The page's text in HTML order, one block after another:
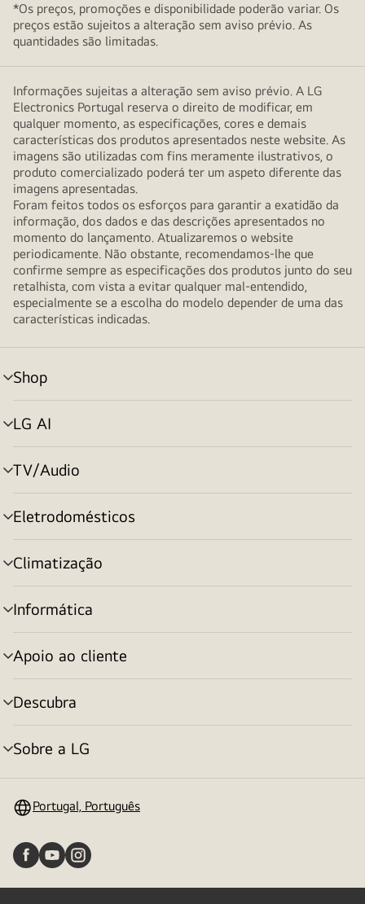
*Os preços, promoções e disponibilidade poderão variar. Os
preços estão sujeitos a alteração sem aviso prévio. As
quantidades são limitadas.
Informações sujeitas a alteração sem aviso prévio. A LG
Electronics Portugal reserva o direito de modificar, em
qualquer momento, as especificações, cores e demais
características dos produtos apresentados neste website. As
imagens são utilizadas com fins meramente ilustrativos, o
produto comercializado poderá ter um aspeto diferente das
imagens apresentadas.
Foram feitos todos os esforços para garantir a exatidão da
informação, dos dados e das descrições apresentados no
momento do lançamento. Atualizaremos o website
periodicamente. Não obstante, recomendamos-lhe que
confirme sempre as especificações dos produtos junto do seu
retalhista, com vista a evitar qualquer mal-entendido,
especialmente se a escolha do modelo depender de uma das
características indicadas.
Shop
alternar
menu
LG AI
alternar
menu
TV/Audio
alternar
menu
Eletrodomésticos
alternar
menu
Climatização
alternar
menu
Informática
alternar
menu
Apoio ao cliente
alternar
menu
Descubra
alternar
menu
Sobre a LG
alternar
Portugal, Português